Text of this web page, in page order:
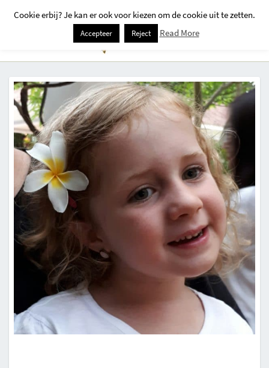
Cookie erbij? Je kan er ook voor kiezen om de cookie uit te zetten.
Accepteer Reject Read More